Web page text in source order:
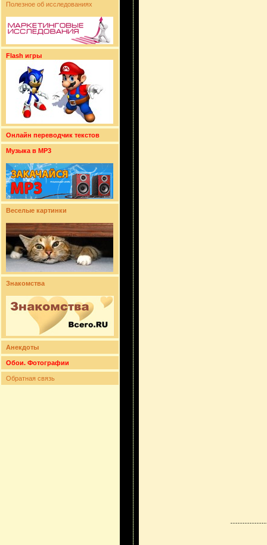
Полезное об исследованиях
Flash игры
Онлайн переводчик текстов
Музыка в MP3
Веселые картинки
Знакомства
Анекдоты
Обои. Фотографии
Обратная связь